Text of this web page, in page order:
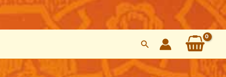
Search